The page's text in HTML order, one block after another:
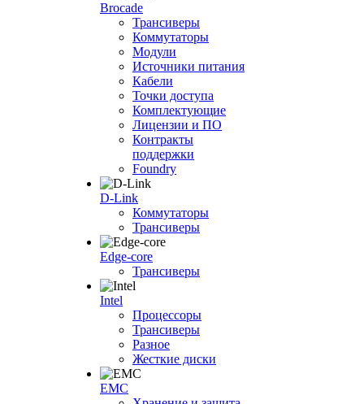
Brocade
Трансиверы
Коммутаторы
Модули
Источники питания
Кабели
Точки доступа
Комплектующие
Лицензии и ПО
Контракты
поддержки
Foundry
D-Link
Коммутаторы
Трансиверы
Edge-core
Трансиверы
Intel
Процессоры
Трансиверы
Разное
Жесткие диски
EMC